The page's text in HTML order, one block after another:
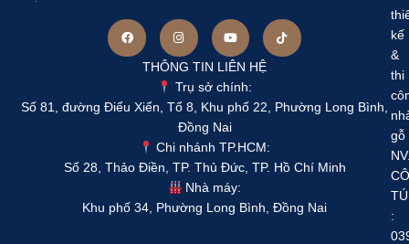
THÔNG TIN LIÊN HỆ
Trụ sở chính:
Số 81, đường Điểu Xiển, Tổ 8, Khu phố 22, Phường Long Bình,
Đồng Nai
Chi nhánh TP.HCM:
Số 28, Thảo Điền, TP. Thủ Đức, TP. Hồ Chí Minh
Nhà máy:
Khu phố 34, Phường Long Bình, Đồng Nai
kế
&
thi
gỗ
TÚ
: